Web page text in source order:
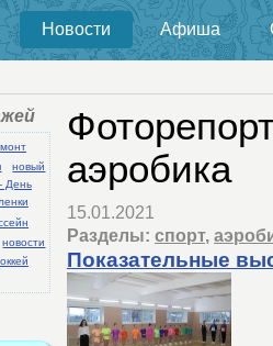
Новости Афиша
новый
День
новости
аэробика
15.01.2021
Разделы: спорт,
Показательные